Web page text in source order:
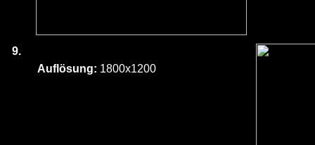
9.
Auflösung: 1800x1200